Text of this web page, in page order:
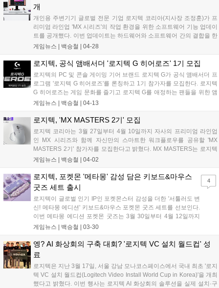
개
개인용 주변기기 글로벌 전문 기업 로지텍 코리아(지사장 조정훈)가 프
리미엄 라인업 'MX 시리즈'의 작업 환경을 위한 소프트웨어 기능 업데이
트를 공개했다. 이번 업데이트는 하드웨어와 소프트웨어 간의 결합을 한
층 강화해, 사용자가 생산성과 창의성을 극대화할 수 있도록 지원한다.
로지텍 플로우(Logitech Flow), 이지 스위치(Easy Switch), 액션 링
의 흐름으로 연결하는 작업 환경을 제공해왔다. 이를 통해 멀티 디바이
스 환경에서도 자연스럽고 일관된 사용자 경험을 선사한다. 지난해 9월
출시된 MX Master 4는 국내 사무용 마우스 판매 1위를 기록하며 높은
사용자 선호도를 입증했다....
게임뉴스 | 백승철 | 04-28
로지텍, 공식 앰배서더 '로지텍 G 히어로즈' 1기 모집
로지텍의 PC 및 콘솔 게이밍 기어 브랜드 로지텍 G가 공식 앰배서더 프
로그램 '로지텍 G 히어로즈'를 론칭하고 1기 참가자를 모집한다. 로지텍
G 히어로즈는 게임 문화를 즐기고 로지텍 G를 애정하는 팬들을 위한 앰
배서더 프로그램이다. 1기 대표 인플루언서로는 약 200만 구독자를 보
인 소유의 SNS 채널을 운영하는 스트리머, 크리에이터, 코스튬 플레이
게임뉴스 | 백승철 | 04-13
로지텍, 'MX MASTERS 2기' 모집
로지텍 코리아는 3월 27일부터 4월 10일까지 자사의 프리미엄 라인업
인 MX 시리즈와 함께 자신만의 스마트한 워크플로우를 공유할 'MX
MASTERS 2기' 참가자를 모집한다고 밝혔다. MX MASTERS는 로지텍
이 운영하는 커뮤니티인 'MX Community'를 기반으로, 사용자의 작업 방
선발된 참가자는 약 6개월간 SNS 채널과 연계된 월별 미션 및 콘텐츠 제
작 프로그램에 참여하며, 자신의 업무 환경과 키보드·마우스 세팅, 생산
성 도구 활용 방식 등 MX 시리즈 활용 경험을 공유하게 된다....
게임뉴스 | 백승철 | 04-02
로지텍, 포켓몬 '메타몽' 감성 담은 키보드&마우스
굿즈 세트 출시
로지텍이 글로벌 인기 IP인 포켓몬스터 감성을 더한 '서툴러도 변
신! 메타몽 에디션' 키보드&마우스 포켓몬 굿즈 세트를 선보인다.
이번 메타몽 에디션 포켓몬 굿즈는 3월 30일부터 4월 12일까지
네이버 브랜드 스토어에서 진행되는 프로모션을 통해 만나볼 수
매한 고객에게 포켓몬 메타몽의 매력을 살린 굿즈가 증정된다. 행
사 대상 제품은 ALTO KEYS K98M, Keys-To-Go 2, K380S 키보
드와 POP MOUSE 등이다....
게임뉴스 | 백승철 | 03-30
4
엥? AI 화상회의 구축 대회? '로지텍 VC 설치 월드컵' 성
료
로지텍은 지난 3월 17일, 서울 강남 모나코스페이스에서 국내 최초 '로지
텍 VC 설치 월드컵(Logitech Video Install World Cup in Korea)'을 개최
했다고 밝혔다. 이번 행사는 로지텍 AI 화상회의 솔루션을 실제 설치·구